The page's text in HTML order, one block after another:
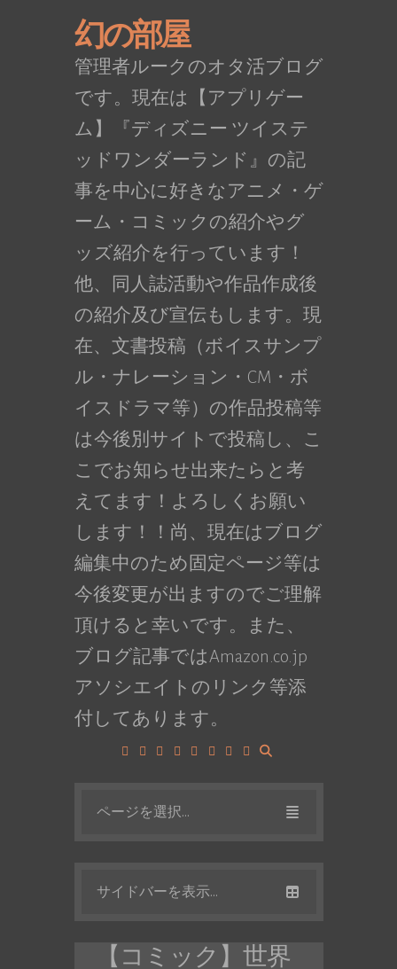
幻の部屋
管理者ルークのオタ活ブログ
です。現在は【アプリゲー
ム】『ディズニー ツイステ
ッドワンダーランド』の記
事を中心に好きなアニメ・ゲ
ーム・コミックの紹介やグ
ッズ紹介を行っています！
他、同人誌活動や作品作成後
の紹介及び宣伝もします。現
在、文書投稿（ボイスサンプ
ル・ナレーション・CM・ボ
イスドラマ等）の作品投稿等
は今後別サイトで投稿し、こ
こでお知らせ出来たらと考
えてます！よろしくお願い
します！！尚、現在はブログ
編集中のため固定ページ等は
今後変更が出ますのでご理解
頂けると幸いです。また、
ブログ記事ではAmazon.co.jp
アソシエイトのリンク等添
付してあります。
ページを選択...
サイドバーを表示...
【コミック】世界